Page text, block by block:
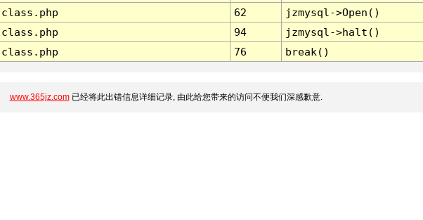
62
jzmysql->Open()
94
jzmysql->halt()
76 break()
www.365jz.com已经将此出错信息详细记录, 由此给您带来的访问不便我们深感歉意.